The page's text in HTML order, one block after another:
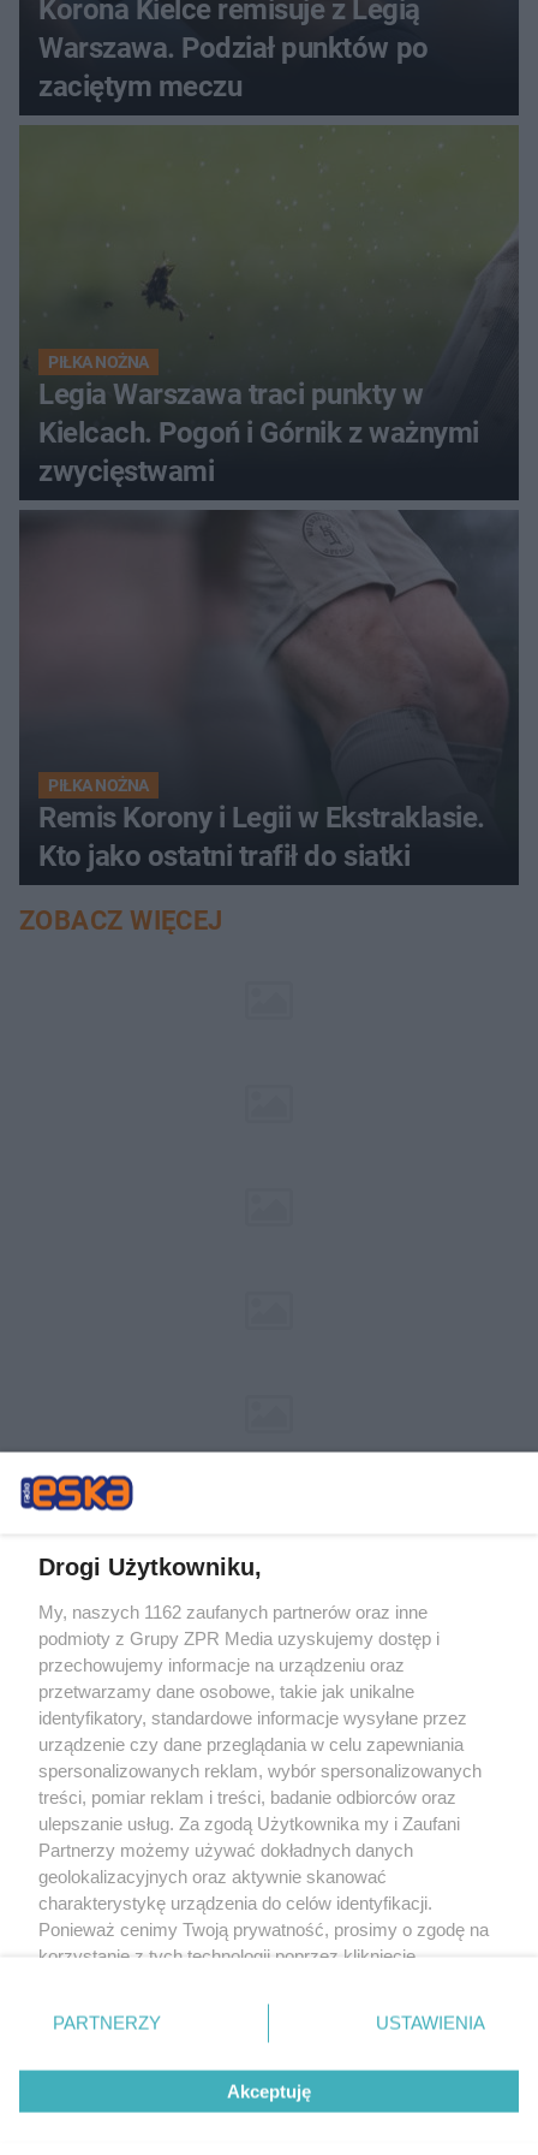
Korona Kielce remisuje z Legią
Warszawa. Podział punktów po
zaciętym meczu
PIŁKA NOŻNA
Legia Warszawa traci punkty w
Kielcach. Pogoń i Górnik z ważnymi
zwycięstwami
PIŁKA NOŻNA
Remis Korony i Legii w Ekstraklasie.
Kto jako ostatni trafił do siatki
ZOBACZ WIĘCEJ
Żaden utwór zamieszczony w serwisie nie może być powielany i
rozpowszechniany lub dalej rozpowszechniany w jakikolwiek sposób (w
tym także elektroniczny lub mechaniczny) na jakimkolwiek polu
eksploatacji w jakiejkolwiek formie, włącznie z umieszczaniem w Internecie
bez pisemnej zgody właściciela praw. Jakiekolwiek użycie lub
wykorzystanie utworów w całości lub w części z naruszeniem prawa, tzn.
bez właściwej zgody, jest zabronione pod groźbą kary i może być ścigane
prawnie.
O nas
Drogi Użytkowniku,
My, naszych 1162 zaufanych partnerów oraz inne
podmioty z Grupy ZPR Media uzyskujemy dostęp i
przechowujemy informacje na urządzeniu oraz
przetwarzamy dane osobowe, takie jak unikalne
identyfikatory, standardowe informacje wysyłane przez
urządzenie czy dane przeglądania w celu zapewniania
spersonalizowanych reklam, wybór spersonalizowanych
treści, pomiar reklam i treści, badanie odbiorców oraz
ulepszanie usług. Za zgodą Użytkownika my i Zaufani
Partnerzy możemy używać dokładnych danych
geolokalizacyjnych oraz aktywnie skanować
charakterystykę urządzenia do celów identyfikacji.
Ponieważ cenimy Twoją prywatność, prosimy o zgodę na
korzystanie z tych technologii poprzez kliknięcie
zmienić/wycofać klikając przycisk ustawień prywatności
znajdujący się w lewym dolnym rogu strony
rodzaje przetwarzania danych nie wymagają zgody
użytkownika, ale masz prawo sprzeciwić się takiemu
przetwarzaniu. Preferencje będą miały zastosowanie tylko
PARTNERZY USTAWIENIA
Akceptuję